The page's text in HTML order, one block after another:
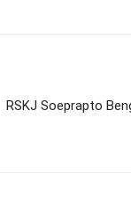
RSKJ Soeprapto